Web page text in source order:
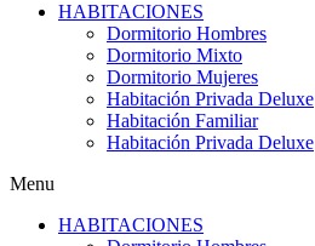
HABITACIONES
Dormitorio Hombres
Dormitorio Mixto
Dormitorio Mujeres
Habitación Privada Deluxe
Habitación Familiar
Habitación Privada Deluxe
Menu
HABITACIONES